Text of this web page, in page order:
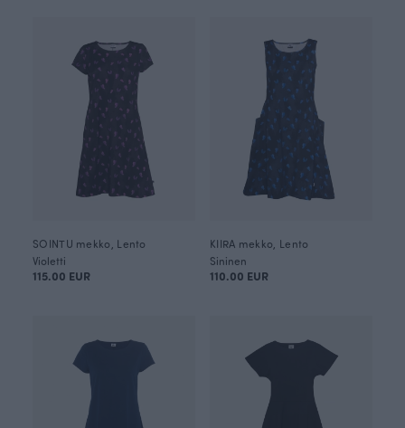
SOINTU mekko, Lento
Violetti
115.00 EUR
KIIRA mekko, Lento
Sininen
110.00 EUR